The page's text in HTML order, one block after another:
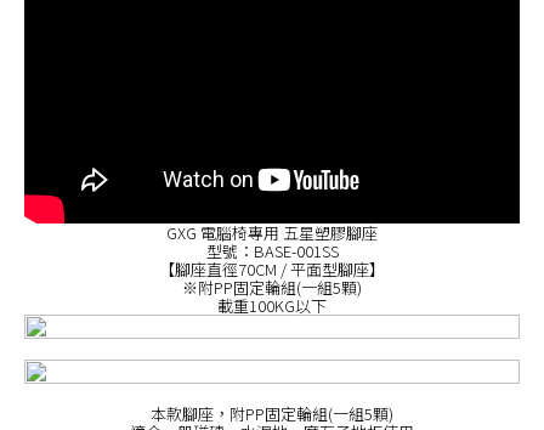
GXG 電腦椅專用 五星塑膠腳座
型號：BASE-001SS
【腳座直徑70CM / 平面型腳座】
※附PP固定輪組(一組5顆)
載重100KG以下
本款腳座，附PP固定輪組(一組5顆)